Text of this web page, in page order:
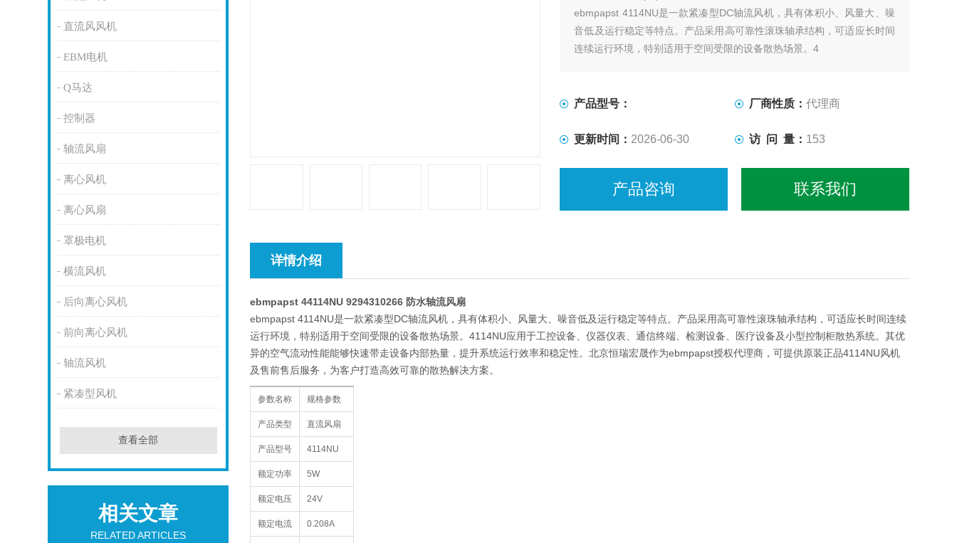
直流风风机
EBM电机
Q马达
控制器
轴流风扇
离心风机
离心风扇
罩极电机
横流风机
后向离心风机
前向离心风机
轴流风机
紧凑型风机
查看全部
相关文章
RELATED ARTICLES
ebmpapst 4114NU是一款紧凑型DC轴流风机，具有体积小、风量大、噪
音低及运行稳定等特点。产品采用高可靠性滚珠轴承结构，可适应长时间
连续运行环境，特别适用于空间受限的设备散热场景。4
产品型号： 厂商性质： 代理商
更新时间： 2026-06-30 访 问 量： 153
产品咨询 联系我们
详情介绍
ebmpapst 44114NU 9294310266 防水轴流风扇
ebmpapst 4114NU是一款紧凑型DC轴流风机，具有体积小、风量大、噪音低及运行稳定等特点。产品采用高可靠性滚珠轴承结构，可适应长时间连续
运行环境，特别适用于空间受限的设备散热场景。4114NU应用于工控设备、仪器仪表、通信终端、检测设备、医疗设备及小型控制柜散热系统。其优
异的空气流动性能能够快速带走设备内部热量，提升系统运行效率和稳定性。北京恒瑞宏晟作为ebmpapst授权代理商，可提供原装正品4114NU风机
及售前售后服务，为客户打造高效可靠的散热解决方案。
参数名称 规格参数
产品类型 直流风扇
产品型号 4114NU
额定功率 5W
额定电压 24V
额定电流 0.208A